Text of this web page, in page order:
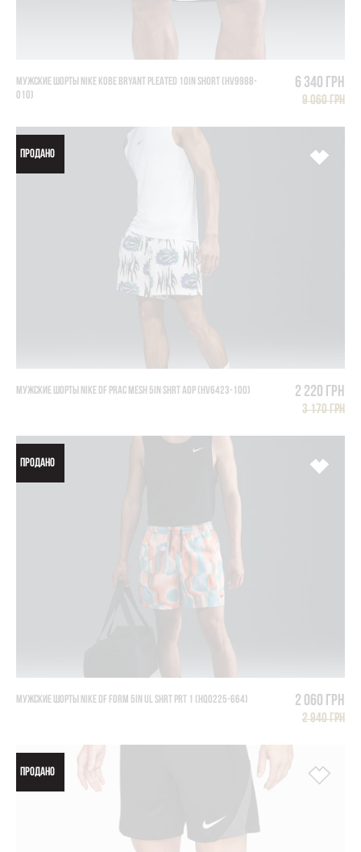
МУЖСКИЕ ШОРТЫ NIKE KOBE BRYANT PLEATED 10IN SHORT (HV9988-
010)
6 340 грн
9 060 грн
ПРОДАНО
МУЖСКИЕ ШОРТЫ NIKE DF PRAC MESH 5IN SHRT AOP (HV6423-100) 2 220 грн
3 170 грн
ПРОДАНО
МУЖСКИЕ ШОРТЫ NIKE DF FORM 5IN UL SHRT PRT 1 (HQ0225-664) 2 060 грн
2 940 грн
ПРОДАНО